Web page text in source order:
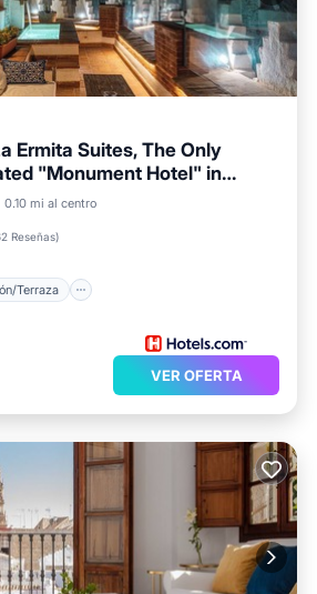
en La Catedral, Como lugares para
cerca, puede consultar a
más información.
Ermita Suites, The Only
"Monument Hotel" in
0.10 mi al centro
Reseñas)
Terraza
Balcón/Terraza
VER OFERTA